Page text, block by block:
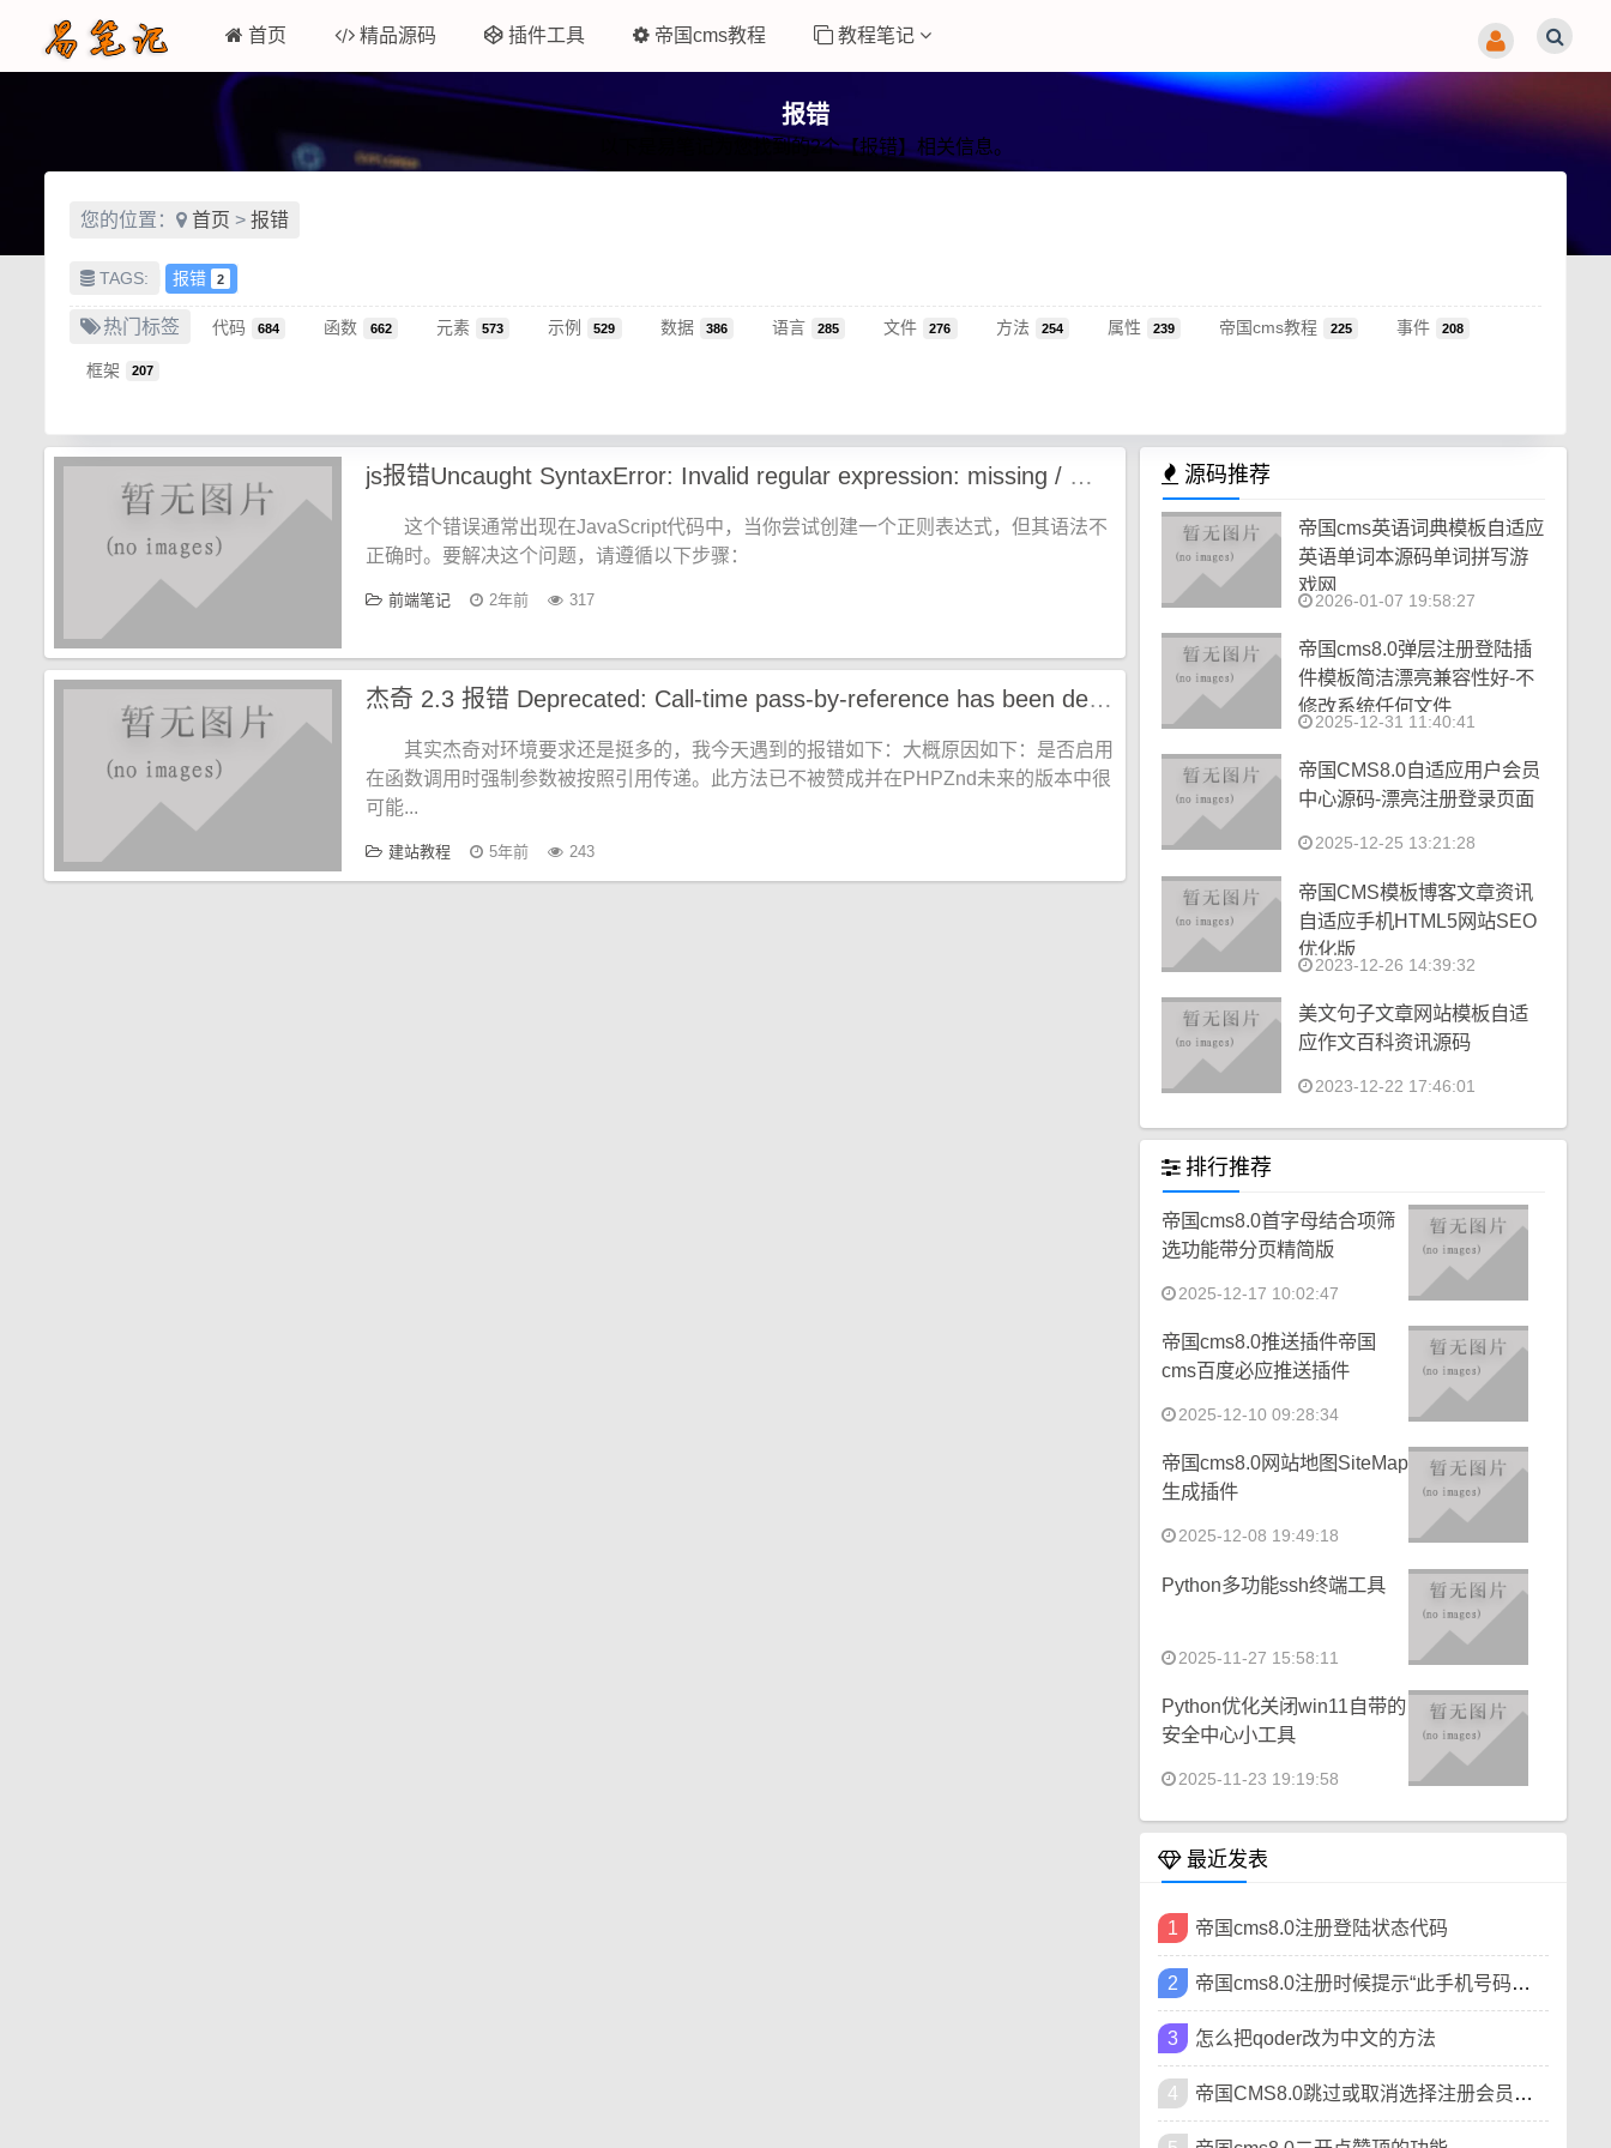
首页 精品源码 插件工具 帝国cms教程 教程笔记
报错
以下是易笔记为您找到的2个【报错】相关信息。
您的位置： 首页 > 报错
TAGS: 报错 2
热门标签 代码 684 函数 662 元素 573 示例 529 数据 386 语言 285 文件 276 方法 254 属性 239 帝国cms教程 225 事件 208
框架 207
js报错Uncaught SyntaxError: Invalid regular expression: missing / 解决方法
这个错误通常出现在JavaScript代码中，当你尝试创建一个正则表达式，但其语法不
正确时。要解决这个问题，请遵循以下步骤：
前端笔记 2年前 317
杰奇 2.3 报错 Deprecated: Call-time pass-by-reference has been deprecated
其实杰奇对环境要求还是挺多的，我今天遇到的报错如下：大概原因如下：是否启用
在函数调用时强制参数被按照引用传递。此方法已不被赞成并在PHPZnd未来的版本中很
可能...
建站教程 5年前 243
源码推荐
帝国cms英语词典模板自适应
英语单词本源码单词拼写游
戏网
2026-01-07 19:58:27
帝国cms8.0弹层注册登陆插
件模板简洁漂亮兼容性好-不
修改系统任何文件
2025-12-31 11:40:41
帝国CMS8.0自适应用户会员
中心源码-漂亮注册登录页面
2025-12-25 13:21:28
帝国CMS模板博客文章资讯
自适应手机HTML5网站SEO
优化版
2023-12-26 14:39:32
美文句子文章网站模板自适
应作文百科资讯源码
2023-12-22 17:46:01
排行推荐
帝国cms8.0首字母结合项筛
选功能带分页精简版
2025-12-17 10:02:47
帝国cms8.0推送插件帝国
cms百度必应推送插件
2025-12-10 09:28:34
帝国cms8.0网站地图SiteMap
生成插件
2025-12-08 19:49:18
Python多功能ssh终端工具
2025-11-27 15:58:11
Python优化关闭win11自带的
安全中心小工具
2025-11-23 19:19:58
最近发表
1 帝国cms8.0注册登陆状态代码
2 帝国cms8.0注册时候提示“此手机号码已被注册”
3 怎么把qoder改为中文的方法
4 帝国CMS8.0跳过或取消选择注册会员类型方法